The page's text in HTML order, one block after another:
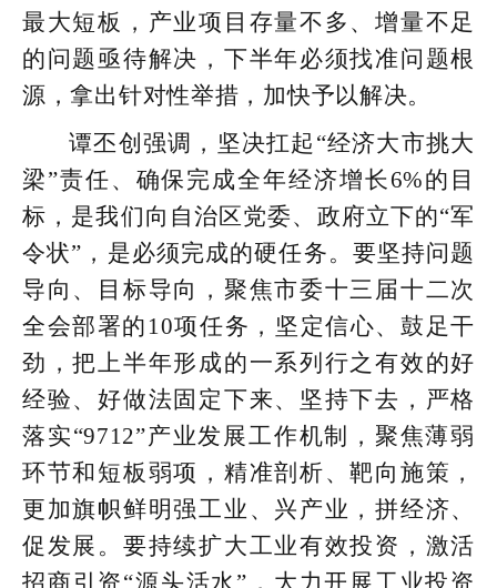
最大短板，产业项目存量不多、增量不足
的问题亟待解决，下半年必须找准问题根
源，拿出针对性举措，加快予以解决。
谭丕创强调，坚决扛起“经济大市挑大
梁”责任、确保完成全年经济增长6%的目
标，是我们向自治区党委、政府立下的“军
令状”，是必须完成的硬任务。要坚持问题
导向、目标导向，聚焦市委十三届十二次
全会部署的10项任务，坚定信心、鼓足干
劲，把上半年形成的一系列行之有效的好
经验、好做法固定下来、坚持下去，严格
落实“9712”产业发展工作机制，聚焦薄弱
环节和短板弱项，精准剖析、靶向施策，
更加旗帜鲜明强工业、兴产业，拼经济、
促发展。要持续扩大工业有效投资，激活
招商引资“源头活水”，大力开展工业投资